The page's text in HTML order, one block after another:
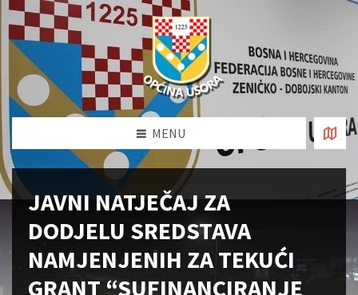
MENU
JAVNI NATJEČAJ ZA
DODJELU SREDSTAVA
NAMJENJENIH ZA TEKUĆI
GRANT “SUFINANCIRANJE